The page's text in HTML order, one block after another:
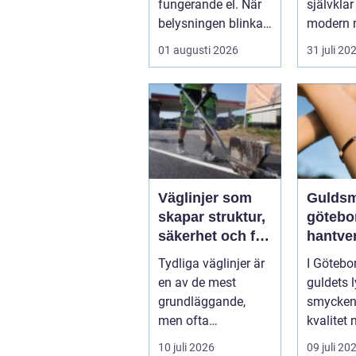
fungerande el. När
belysningen blinkar,
propparna går eller
en ny laddbox...
01 augusti 2026
självklar
modern
inom
31 juli
Väglinjer som
skapar struktur,
säkerhet och flyt
i trafiken
Tydliga väglinjer är
en av de mest
grundläggande,
men ofta
underskattade,
10 juli 2026
service
I
guldets
kvalitet
lockar
09 juli